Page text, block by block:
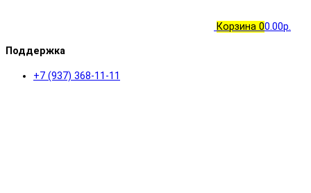
Корзина 00.00р.
Поддержка
+7 (937) 368-11-11